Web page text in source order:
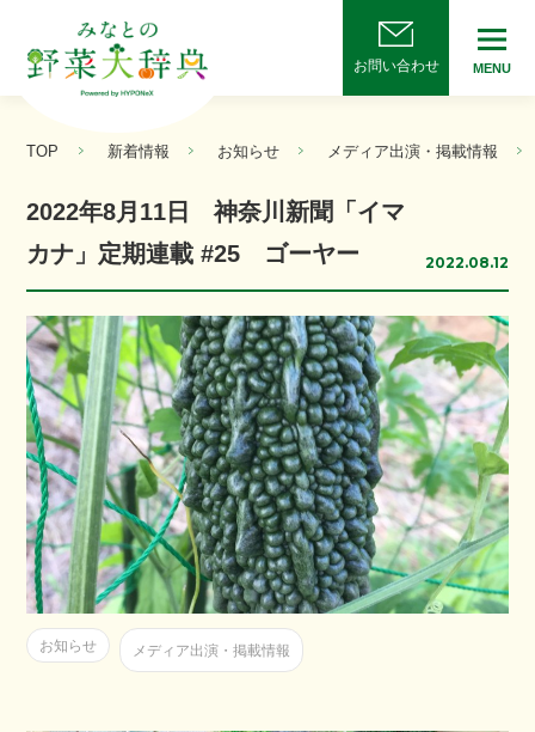
お問い合わせ MENU
TOP 新着情報 お知らせ メディア出演・掲載情報
2022年8月11日 神奈川新聞「イマ
カナ」定期連載 #25 ゴーヤー
2022.08.12
お知らせ メディア出演・掲載情報